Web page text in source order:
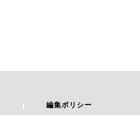
編集ポリシー